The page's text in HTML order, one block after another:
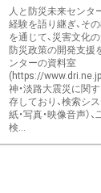
人と防災未来センタ
経験を語り継ぎ、そ
を通じて、災害文化
防災政策の開発支援
ンターの資料室
(https://
神・淡路大震災に関
存しており、検索シ
紙・写真・映像音声）
検...